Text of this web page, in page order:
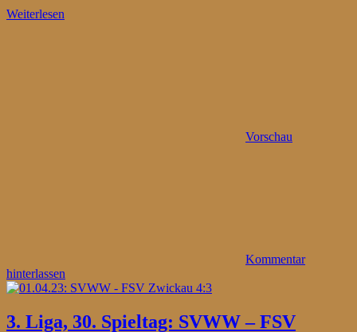
Weiterlesen
Vorschau
Kommentar
hinterlassen
3. Liga, 30. Spieltag: SVWW – FSV